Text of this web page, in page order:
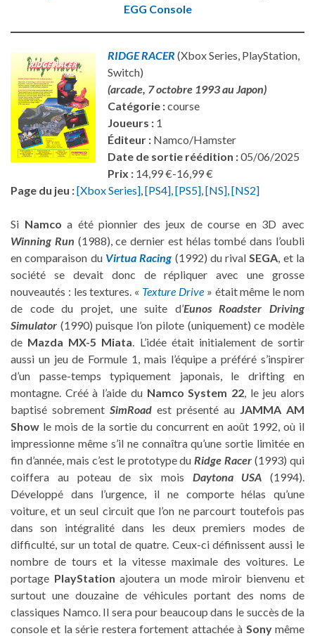
EGG Console
RIDGE RACER (Xbox Series, PlayStation,
Switch)
(arcade, 7 octobre 1993 au Japon)
Catégorie :course
Joueurs : 1
Éditeur : Namco/Hamster
Date de sortie réédition :05/06/2025
Prix : 14,99 €-16,99 €
Page du jeu :[Xbox Series] [PS4] [PS5] [NS] [NS2]
Si Namco a été pionnier des jeux de course en 3D avec
Winning Run (1988), ce dernier est hélas tombé dans l’oubli
en comparaison du Virtua Racing (1992) du rival SEGA , et la
société se devait donc de répliquer avec une grosse
nouveautés : les textures. « Texture Drive» était même le nom
de code du projet, une suite d’Eunos Roadster Driving
Simulator (1990) puisque l’on pilote (uniquement) ce modèle
de Mazda MX-5 Miata . L’idée était initialement de sortir
aussi un jeu de Formule 1, mais l’équipe a préféré s’inspirer
d’un passe-temps typiquement japonais, le drifting en
montagne. Créé à l’aide du Namco System 22, le jeu alors
baptisé sobrement SimRoad est présenté au JAMMA AM
Show le mois de la sortie du concurrent en août 1992, où il
impressionne même s’il ne connaîtra qu’une sortie limitée en
fin d’année, mais c’est le prototype du Ridge Racer (1993) qui
coiffera au poteau de six mois Daytona USA (1994).
Développé dans l’urgence, il ne comporte hélas qu’une
voiture, et un seul circuit que l’on ne parcourt toutefois pas
dans son intégralité dans les deux premiers modes de
difficulté, sur un total de quatre. Ceux-ci définissent aussi le
nombre de tours et la vitesse maximale des voitures. Le
portage PlayStation ajoutera un mode miroir bienvenu et
surtout une douzaine de véhicules portant des noms de
classiques Namco. Il sera pour beaucoup dans le succès de la
console et la série restera fortement attachée à Sonymême